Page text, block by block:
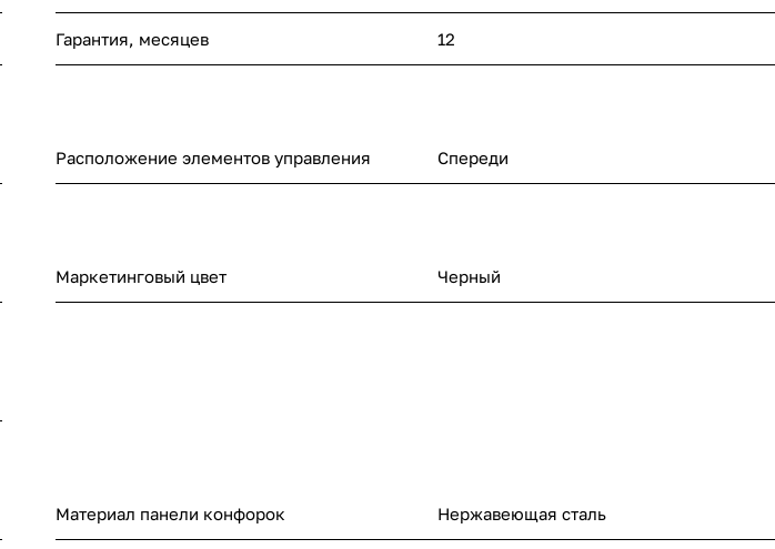
Гарантия, месяцев 12
Расположение элементов управления Спереди
Маркетинговый цвет Черный
Материал панели конфорок Нержавеющая сталь